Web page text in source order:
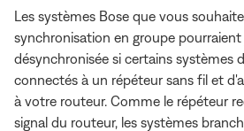
Les systèmes Bose que vous
synchronisation en groupe
désynchronisée si certains systèmes
connectés à un répéteur sans fil et
à votre routeur. Comme le répéteur
signal du routeur, les systèmes